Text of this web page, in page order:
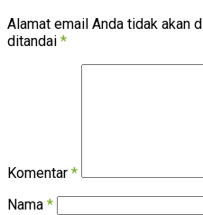
Alamat email Anda tidak akan
ditandai *
Komentar *
Nama *